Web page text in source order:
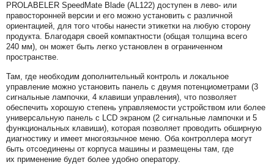
PROLABELER SpeedMate Blade (AL122) доступен в лево- или
правосторонней версии и его можно установить с различной
ориентацией, для того чтобы нанести этикетки на любую сторону
продукта. Благодаря своей компактности (общая толщина всего
240 мм), он может быть легко установлен в ограниченном
пространстве.
Там, где необходим дополнительный контроль и локальное
управление можно установить панель с двумя потенциометрами (3
сигнальные лампочки, 4 клавиши управления), что позволяет
обеспечить хорошую степень управляемости устройством или более
универсальную панель с LCD экраном (2 сигнальные лампочки и 5
функциональных клавиши), которая позволяет проводить обширную
диагностику и имеет многоязычное меню. Оба контроллера могут
быть отсоединены от корпуса машины и размещены там, где
их применение будет более удобно оператору.